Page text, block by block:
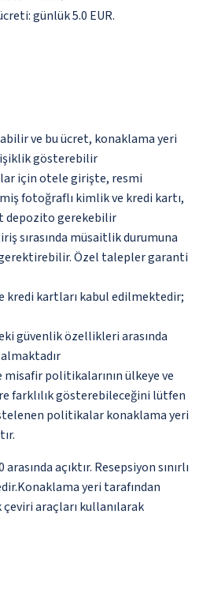
günlük 5.0 EUR.
ve bu ücret, konaklama yeri
gösterebilir
için otele girişte, resmi
fotoğraflı kimlik ve kredi kartı,
depozito gerekebilir
sırasında müsaitlik durumuna
gerektirebilir. Özel talepler garanti
kredi kartları kabul edilmektedir;
güvenlik özellikleri arasında
politikalarının ülkeye ve
farklılık gösterebileceğini lütfen
politikalar konaklama yeri
açıktır. Resepsiyon sınırlı
yeri tarafından
araçları kullanılarak